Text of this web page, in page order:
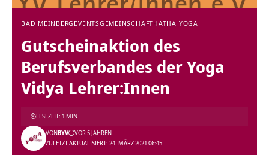
BAD MEINBERG EVENTSGEMEINSCHAFTHATHA YOGA
Gutscheinaktion des
Berufsverbandes der Yoga
Vidya Lehrer:Innen
ZULETZT AKTUALISIERT: 24. MÄRZ 2021 06:45
VONBYV VOR 5 JAHREN
LESEZEIT: 1 MIN